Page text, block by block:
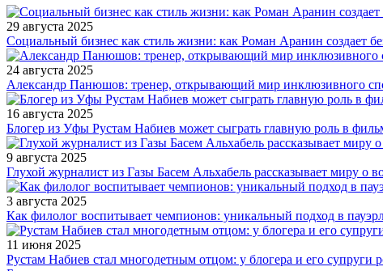
29 августа 2025
Социальный бизнес как стиль жизни: как Роман Аранин создает
24 августа 2025
Александр Панюшов: тренер, открывающий мир инклюзивного
16 августа 2025
Блогер из Уфы Рустам Набиев может сыграть главную роль в
9 августа 2025
Глухой журналист из Газы Басем Альхабель рассказывает миру о
3 августа 2025
Как филолог воспитывает чемпионов: уникальный подход в
11 июня 2025
Рустам Набиев стал многодетным отцом: у блогера и его супруги